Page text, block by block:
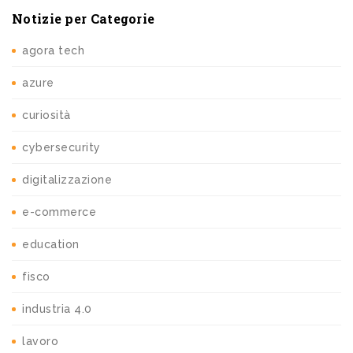
Notizie per Categorie
agora tech
azure
curiosità
cybersecurity
digitalizzazione
e-commerce
education
fisco
industria 4.0
lavoro